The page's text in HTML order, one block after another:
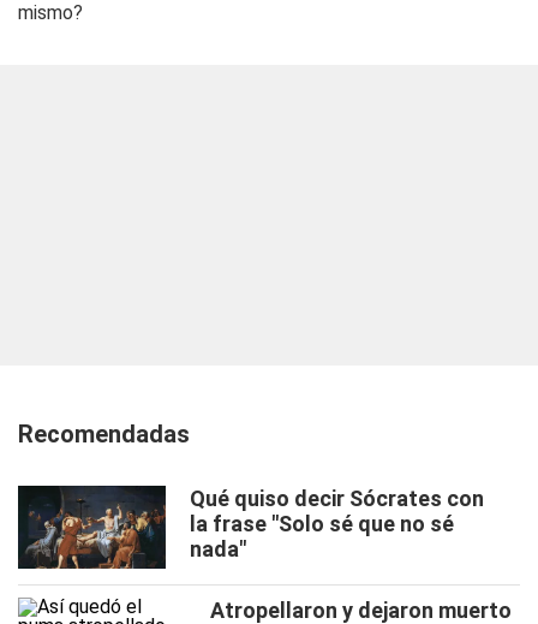
mismo?
Recomendadas
Qué quiso decir Sócrates con
la frase "Solo sé que no sé
nada"
Atropellaron y dejaron muerto